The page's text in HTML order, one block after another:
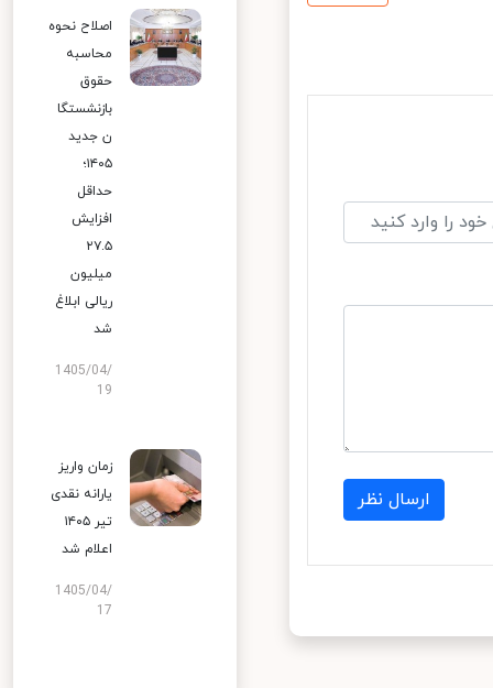
ارسال نظر
اصلاح نحوه
محاسبه
حقوق
بازنشستگا
ن جدید
۱۴۰۵؛
حداقل
افزایش
۲۷.۵
میلیون
ریالی ابلاغ
شد
1405/04/
19
زمان واریز
یارانه نقدی
تیر ۱۴۰۵
اعلام شد
1405/04/
17